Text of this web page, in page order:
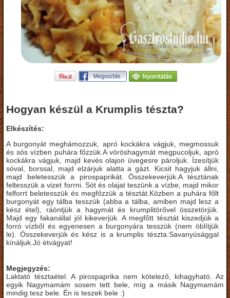
Hogyan készül a Krumplis tészta?
Elkészítés:
A burgonyát meghámozzuk, apró kockákra vágjuk, megmossuk
és sós vízben puhára főzzük.A vöröshagymát megpucoljuk, apró
kockákra vágjuk, majd kevés olajon üvegesre pároljuk. Ízesítjük
sóval, borssal, majd elzárjuk alatta a gázt. Kicsit hagyjuk állni,
majd beletesszük a pirospaprikát. Összekeverjük.A tésztának
feltesszük a vizet forrni. Sót és olajat teszünk a vízbe, majd mikor
felforrt beletesszük és megfőzzük a tésztát.Közben a puhára főlt
burgonyát egy tálba tesszük (abba a tálba, amiben majd lesz a
kész étel), ráöntjük a hagymát és krumplitörővel összetörjük.
Majd egy fakanállal jól kikeverjük. A megfőtt tésztát kiszedjük a
forró vízből és egyenesen a burgonyára tesszük (nem öblítjük
le). Összekeverjük és kész is a krumplis tészta.Savanyúsággal
kínáljuk.Jó étvágyat!
Megjegyzés:
Laktató tésztaétel. A pirospaprika nem kötelező, kihagyható. Az
egyik Nagymamám sosem tett bele, míg a másik Nagymamám
mindig tesz bele. Én is teszek bele :)